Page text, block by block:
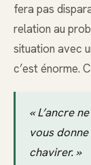
fera pas
relation au
situation avec
c’est énorme.
« L’ancre
vous
chavirer. »